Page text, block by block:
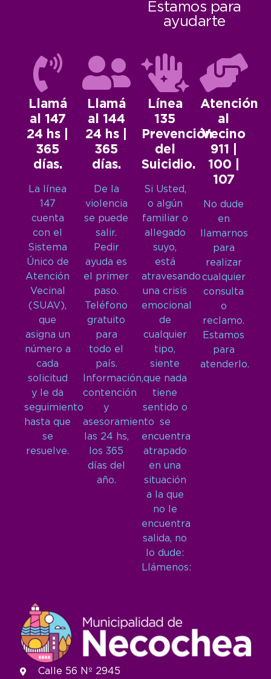
Estamos para
ayudarte
Llamá
al 147
24 hs |
365
días.
La línea
147
cuenta
con el
Sistema
Único de
Atención
Vecinal
(SUAV),
que
asigna un
número a
cada
solicitud
y le da
seguimiento
hasta que
se
resuelve.
Llamá
al 144
24 hs |
365
días.
De la
violencia
se puede
salir.
Pedir
ayuda es
el primer
paso.
Teléfono
gratuito
para
todo el
país.
Información,
contención
y
asesoramiento
las 24 hs,
los 365
días del
año.
Línea
135
Prevención
del
Suicidio.
Si Usted,
o algún
familiar o
allegado
suyo,
está
atravesando
una crisis
emocional
de
cualquier
tipo,
siente
que nada
tiene
sentido o
se
encuentra
atrapado
en una
situación
a la que
no le
encuentra
salida, no
lo dude:
Llámenos:
Atención
al
Vecino
911 |
100 |
107
No dude
en
llamarnos
para
realizar
cualquier
consulta
o
reclamo.
Estamos
para
atenderlo.
Calle 56 Nº 2945